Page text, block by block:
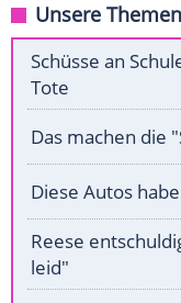
Unsere
Schüsse an
Tote
Das machen die
Diese Autos
Reese
leid"